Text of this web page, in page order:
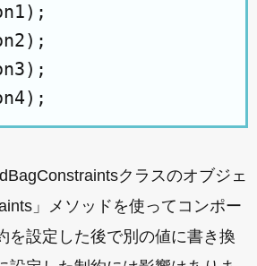
クラスのオブジェ
」メソッドを使ってコンポー
を設定した後で別の値に書き換